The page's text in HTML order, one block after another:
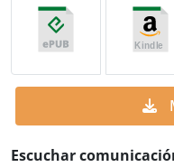
Escuchar